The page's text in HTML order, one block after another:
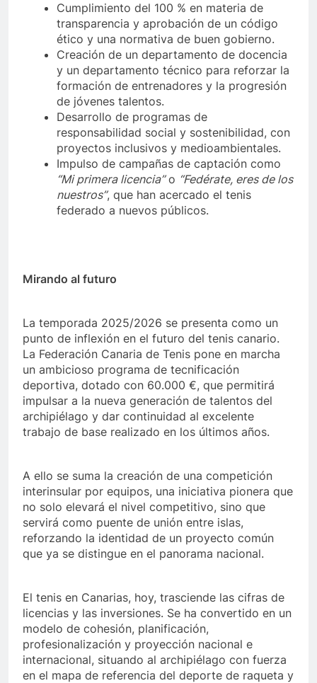
Cumplimiento del 100 % en materia de
transparencia y aprobación de un código
ético y una normativa de buen gobierno.
Creación de un departamento de docencia
y un departamento técnico para reforzar la
formación de entrenadores y la progresión
de jóvenes talentos.
Desarrollo de programas de
responsabilidad social y sostenibilidad, con
proyectos inclusivos y medioambientales.
Impulso de campañas de captación como
“Mi primera licencia”o “Fedérate, eres de los
nuestros”, que han acercado el tenis
federado a nuevos públicos.
Mirando al futuro
La temporada 2025/2026 se presenta como un
punto de inflexión en el futuro del tenis canario.
La Federación Canaria de Tenis pone en marcha
un ambicioso programa de tecnificación
deportiva, dotado con 60.000 €, que permitirá
impulsar a la nueva generación de talentos del
archipiélago y dar continuidad al excelente
trabajo de base realizado en los últimos años.
A ello se suma la creación de una competición
interinsular por equipos, una iniciativa pionera que
no solo elevará el nivel competitivo, sino que
servirá como puente de unión entre islas,
reforzando la identidad de un proyecto común
que ya se distingue en el panorama nacional.
El tenis en Canarias, hoy, trasciende las cifras de
licencias y las inversiones. Se ha convertido en un
modelo de cohesión, planificación,
profesionalización y proyección nacional e
internacional, situando al archipiélago con fuerza
en el mapa de referencia del deporte de raqueta y